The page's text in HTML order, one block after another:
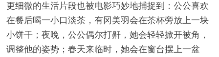
更细微的生活片段也被电影巧妙地捕捉到：公公喜欢
在餐后喝一小口淡茶，有冈美羽会在茶杯旁放上一块
小饼干；夜晚，公公偶尔打鼾，她会轻轻掀开被角，
调整他的姿势；春天来临时，她会在窗台摆上一盆